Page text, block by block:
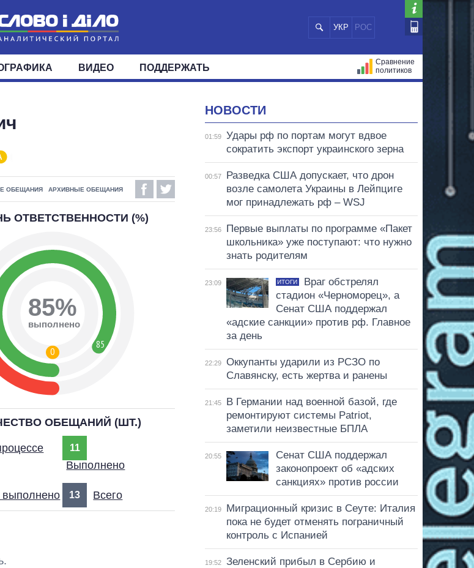
УКР РОС
ВИДЕО ПОДДЕРЖАТЬ
Сравнение
политиков
ОБЕЩАНИЯ АРХИВНЫЕ ОБЕЩАНИЯ
ОТВЕТСТВЕННОСТИ (%)
85
0
85%
выполнено
ОБЕЩАНИЙ (ШТ.)
11
Выполнено
13 Всего
НОВОСТИ
01:59
Удары рф по портам могут вдвое
сократить экспорт украинского зерна
00:57
Разведка США допускает, что дрон
возле самолета Украины в Лейпциге
мог принадлежать рф – WSJ
23:56
Первые выплаты по программе «Пакет
школьника» уже поступают: что нужно
знать родителям
23:09 ИТОГИ
Враг обстрелял
стадион «Черноморец», а
Сенат США поддержал
«адские санкции» против рф. Главное
за день
22:29
Оккупанты ударили из РСЗО по
Славянску, есть жертва и ранены
21:45
В Германии над военной базой, где
ремонтируют системы Patriot,
заметили неизвестные БПЛА
20:55
Сенат США поддержал
законопроект об «адских
санкциях» против россии
20:19
Миграционный кризис в Сеуте: Италия
пока не будет отменять пограничный
контроль с Испанией
19:52
Зеленский прибыл в Сербию и